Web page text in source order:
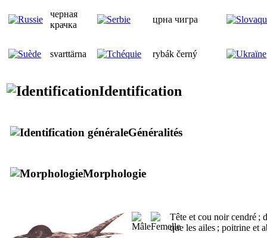
черная
крачка
црна чигра
svarttärna rybák černý
Identification
Généralités
Morphologie
Tête et cou noir cendré ;
que les ailes ; poitrine et